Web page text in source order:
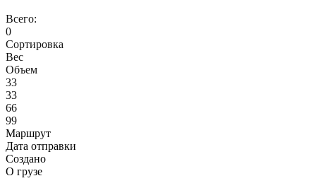
Всего:
0
Сортировка
Вес
Объем
33
33
66
99
Маршрут
Дата отправки
Создано
О грузе